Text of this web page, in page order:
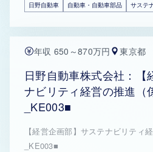
日野自動車 自動車・自動車部品 サステ
年収 650～870万円 東京都
日野自動車株式会社：【
ナビリティ経営の推進（
_KE003■
【経営企画部】サステナビリティ
_KE003■